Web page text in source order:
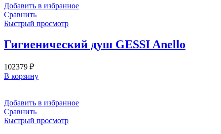
Добавить в избранное
Сравнить
Быстрый просмотр
Гигиенический душ GESSI Anello
102379 ₽
В корзину
Добавить в избранное
Сравнить
Быстрый просмотр